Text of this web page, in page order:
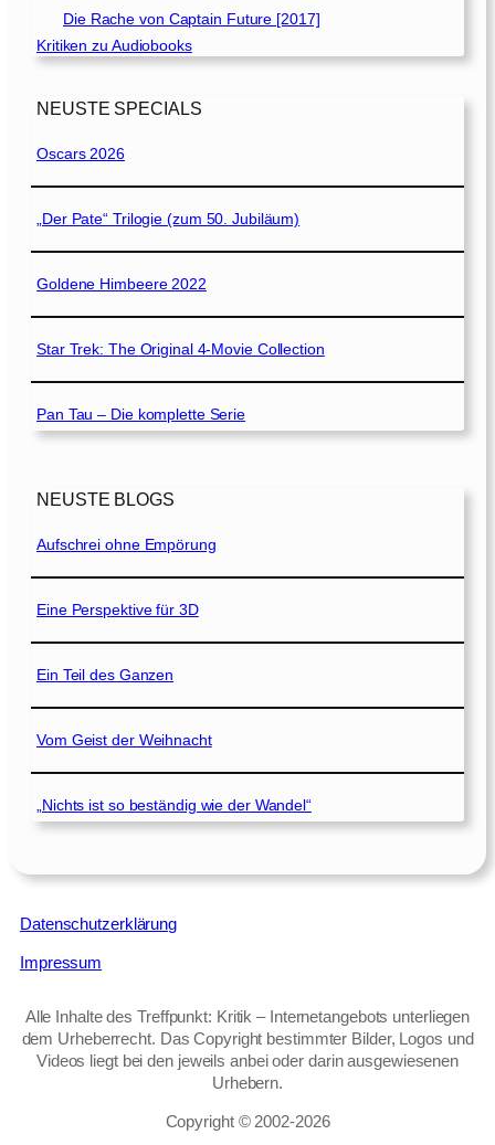
Die Rache von Captain Future [2017]
Kritiken zu Audiobooks
NEUSTE SPECIALS
Oscars 2026
„Der Pate“ Trilogie (zum 50. Jubiläum)
Goldene Himbeere 2022
Star Trek: The Original 4-Movie Collection
Pan Tau – Die komplette Serie
NEUSTE BLOGS
Aufschrei ohne Empörung
Eine Perspektive für 3D
Ein Teil des Ganzen
Vom Geist der Weihnacht
„Nichts ist so beständig wie der Wandel“
Datenschutzerklärung
Impressum
Alle Inhalte des Treffpunkt: Kritik – Internetangebots unterliegen
dem Urheberrecht. Das Copyright bestimmter Bilder, Logos und
Videos liegt bei den jeweils anbei oder darin ausgewiesenen
Urhebern.
Copyright © 2002‑2026